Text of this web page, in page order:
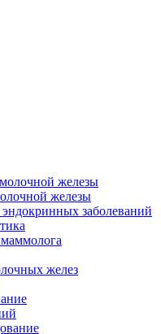
железы
железы
заболеваний
желез